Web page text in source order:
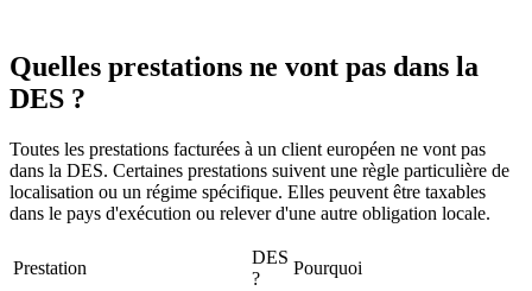
Quelles prestations ne vont pas dans la
DES ?
Toutes les prestations facturées à un client européen ne vont pas
dans la DES. Certaines prestations suivent une règle particulière de
localisation ou un régime spécifique. Elles peuvent être taxables
dans le pays d'exécution ou relever d'une autre obligation locale.
Prestation
DES
?
Pourquoi